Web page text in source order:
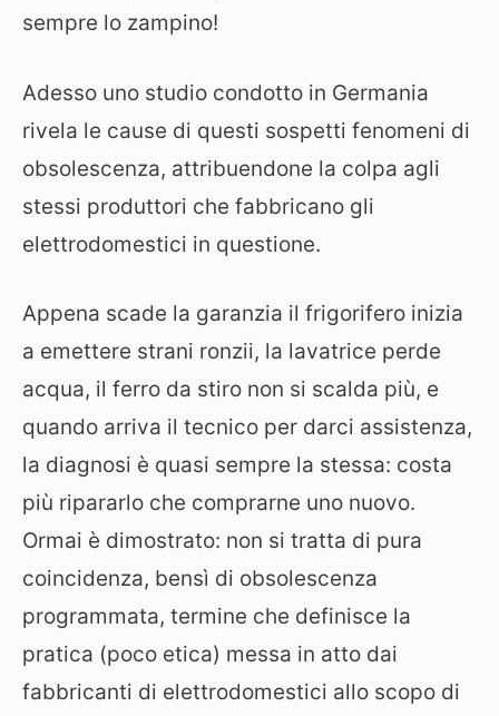
sempre lo zampino!
Adesso uno studio condotto in Germania
rivela le cause di questi sospetti fenomeni di
obsolescenza, attribuendone la colpa agli
stessi produttori che fabbricano gli
elettrodomestici in questione.
Appena scade la garanzia il frigorifero inizia
a emettere strani ronzii, la lavatrice perde
acqua, il ferro da stiro non si scalda più, e
quando arriva il tecnico per darci assistenza,
la diagnosi è quasi sempre la stessa: costa
più ripararlo che comprarne uno nuovo.
Ormai è dimostrato: non si tratta di pura
coincidenza, bensì di obsolescenza
programmata, termine che definisce la
pratica (poco etica) messa in atto dai
fabbricanti di elettrodomestici allo scopo di